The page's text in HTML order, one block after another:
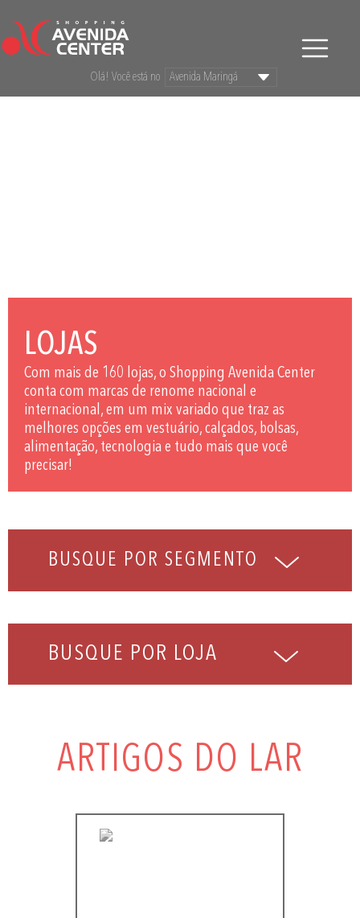
Olá! Você está no
LOJAS
Com mais de 160 lojas, o Shopping Avenida Center
conta com marcas de renome nacional e
internacional, em um mix variado que traz as
melhores opções em vestuário, calçados, bolsas,
alimentação, tecnologia e tudo mais que você
precisar!
BUSQUE POR LOJA
ARTIGOS DO LAR